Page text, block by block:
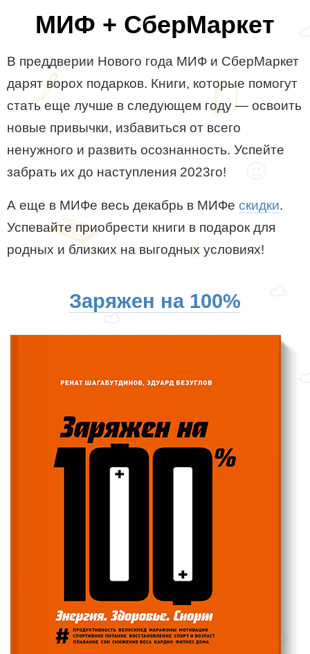
МИФ + СберМаркет
В преддверии Нового года МИФ и СберМаркет
дарят ворох подарков. Книги, которые помогут
стать еще лучше в следующем году — освоить
новые привычки, избавиться от всего
ненужного и развить осознанность. Успейте
забрать их до наступления 2023го!
А еще в МИФе весь декабрь в МИФе скидки.
Успевайте приобрести книги в подарок для
родных и близких на выгодных условиях!
Заряжен на 100%